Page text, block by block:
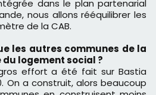
dans le plan partenarial
nous allons rééquilibrer les
de la CAB.
les autres communes de la
logement social ?
effort a été fait sur Bastia
On a construit, alors beaucoup